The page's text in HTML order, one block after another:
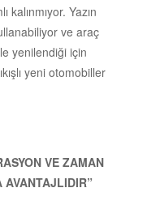
Yazın
ve araç
yenilendiği için
yeni otomobiller
VE ZAMAN